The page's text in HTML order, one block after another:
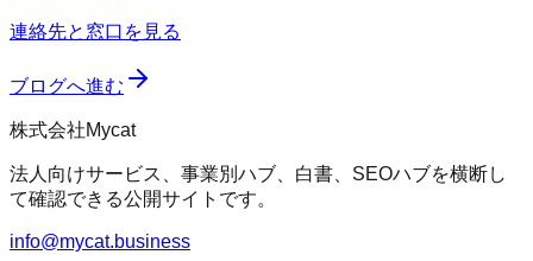
連絡先と窓口を見る
ブログへ進む
株式会社Mycat
法人向けサービス、事業別ハブ、白書、SEOハブを横断し
て確認できる公開サイトです。
info@mycat.business